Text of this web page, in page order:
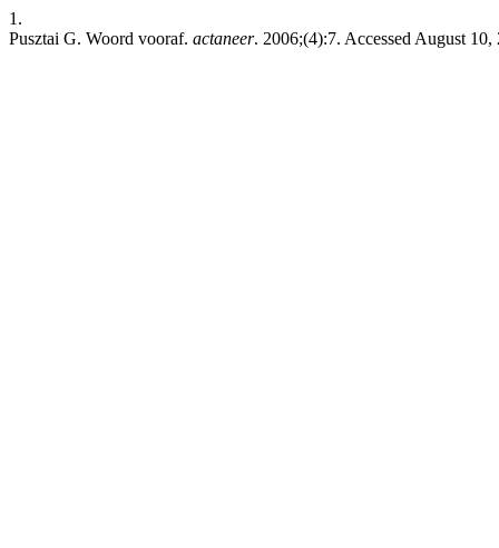
1.
Pusztai G. Woord vooraf. actaneer. 2006;(4):7. Accessed August